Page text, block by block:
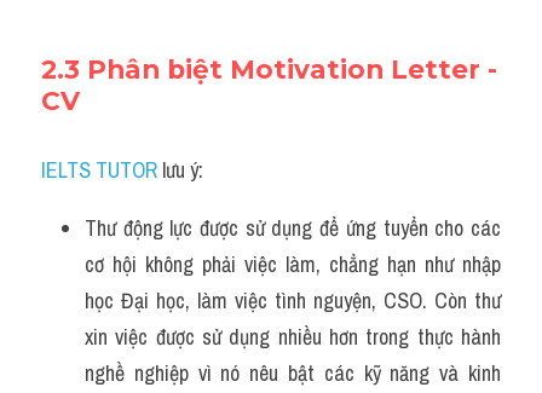
2.3 Phân biệt Motivation Letter -
CV
IELTS TUTOR lưu ý:
Thư động lực được sử dụng để ứng tuyển cho các
cơ hội không phải việc làm, chẳng hạn như nhập
học Đại học, làm việc tình nguyện, CSO. Còn thư
xin việc được sử dụng nhiều hơn trong thực hành
nghề nghiệp vì nó nêu bật các kỹ năng và kinh